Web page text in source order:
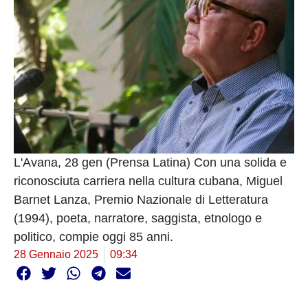
L'Avana, 28 gen (Prensa Latina) Con una solida e
riconosciuta carriera nella cultura cubana, Miguel
Barnet Lanza, Premio Nazionale di Letteratura
(1994), poeta, narratore, saggista, etnologo e
politico, compie oggi 85 anni.
28 Gennaio 2025 09:34